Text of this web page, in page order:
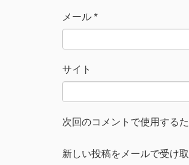
メール *
サイト
次回のコメントで使用する
新しい投稿をメールで受け